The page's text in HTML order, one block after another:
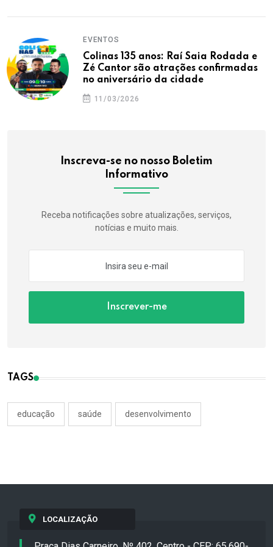
EVENTOS
Colinas 135 anos: Raí Saia Rodada e
Zé Cantor são atrações confirmadas
no aniversário da cidade
11/03/2026
Inscreva-se no nosso Boletim
Informativo
Receba notificações sobre atualizações, serviços,
notícias e muito mais.
Inscrever-me
TAGS
educação saúde desenvolvimento
LOCALIZAÇÃO